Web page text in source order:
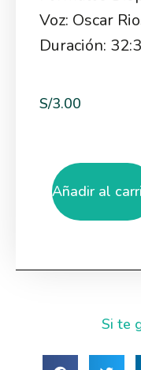
Voz: Oscar
Duración:
S/3.00
Añadir al
Si te